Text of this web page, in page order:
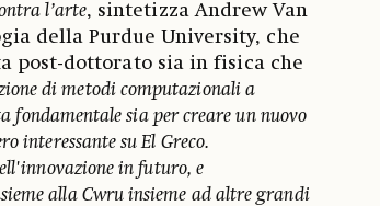
l’arte, sintetizza Andrew Van
della Purdue University, che
post-dottorato sia in fisica che
di metodi computazionali a
fondamentale sia per creare un nuovo
interessante su El Greco.
in futuro, e
alla Cwru insieme ad altre grandi